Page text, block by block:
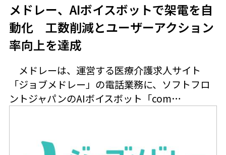
メドレー、AIボイスボットで架電を自
動化 工数削減とユーザーアクション
率向上を達成
メドレーは、運営する医療介護求人サイト
「ジョブメドレー」の電話業務に、ソフトフロ
ントジャパンのAIボイスボット「com…